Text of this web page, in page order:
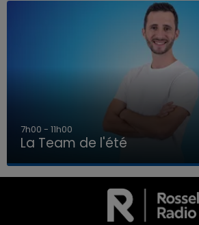
LA TEAM DE L'ÉTÉ
7h00 - 11h00
La Team de l'été